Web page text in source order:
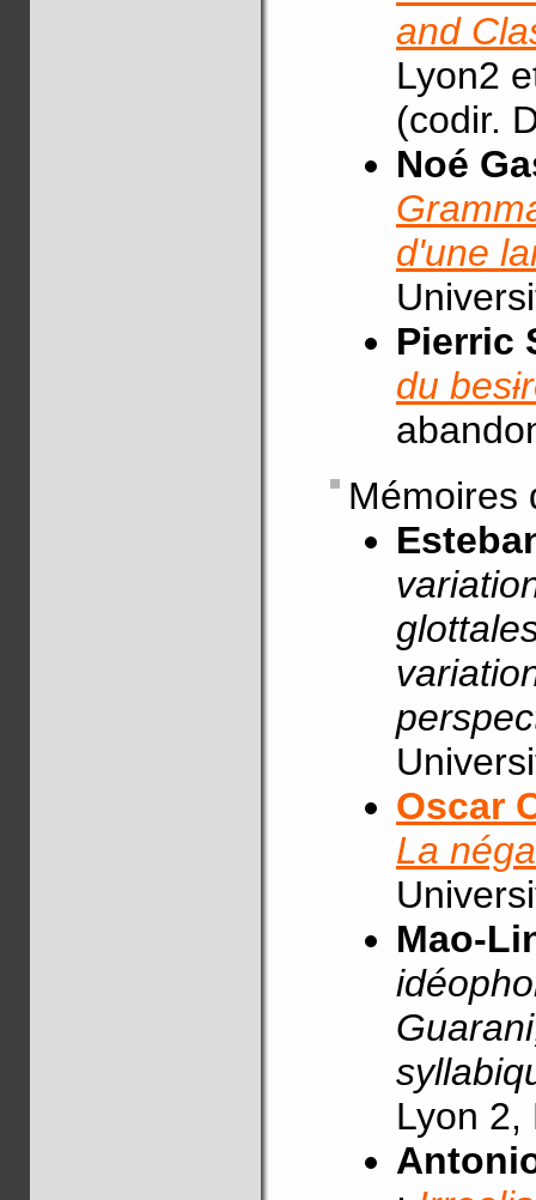
and
Lyon2
(codir.
Noé
d'une
Pierric
du
Mémoires
Oscar
La
Mao-
Lyon 2,